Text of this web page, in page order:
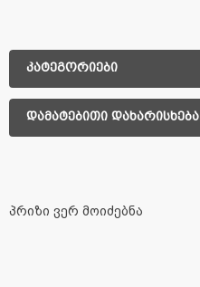
კატეგორიები
დამატებითი დახარისხება
პრიზი ვერ მოიძებნა